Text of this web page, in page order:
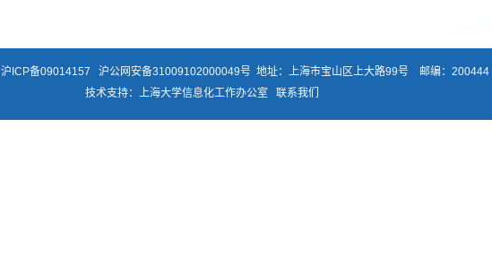
沪ICP备09014157 沪公网安备31009102000049号 地址：上海市宝山区上大路99号 邮编：200444
技术支持： 上海大学信息化工作办公室 联系我们